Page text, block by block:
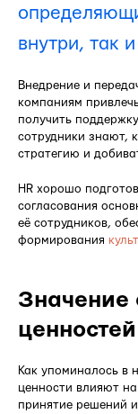
внутри, так
Внедрение и
компаниям
получить
сотрудники знают,
стратегию и
HR хорошо
согласования
её сотрудников,
формирования
Значение
ценностей
Как упоминалось в
ценности влияют
принятие решений